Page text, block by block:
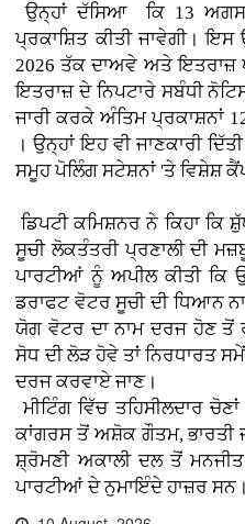
ਉਨ੍ਹਾਂ ਦੱਸਿਆ ਕਿ 13
ਪ੍ਰਕਾਸ਼ਿਤ ਕੀਤੀ ਜਾਵੇਗੀ।
2026 ਤੱਕ ਦਾਅਵੇ ਅਤੇ ਇਤਰਾਜ਼
ਇਤਰਾਜ਼ ਦੇ ਨਿਪਟਾਰੇ ਸਬੰਧੀ
ਜਾਰੀ ਕਰਕੇ ਅੰਤਿਮ ਪ੍ਰਕਾਸ਼ਨਾਂ
। ਉਨ੍ਹਾਂ ਇਹ ਵੀ ਜਾਣਕਾਰੀ
ਸਮੂਹ ਪੋਲਿੰਗ ਸਟੇਸ਼ਨਾਂ 'ਤੇ ਵਿਸ਼ੇਸ਼
ਡਿਪਟੀ ਕਮਿਸ਼ਨਰ ਨੇ ਕਿਹਾ
ਸੂਚੀ ਲੋਕਤੰਤਰੀ ਪ੍ਰਣਾਲੀ ਦੀ
ਪਾਰਟੀਆਂ ਨੂੰ ਅਪੀਲ ਕੀਤੀ ਕਿ
ਡਰਾਫਟ ਵੋਟਰ ਸੂਚੀ ਦੀ ਧਿਆਨ
ਯੋਗ ਵੋਟਰ ਦਾ ਨਾਮ ਦਰਜ ਹੋਣ ਤੋਂ
ਸੋਧ ਦੀ ਲੋੜ ਹੋਵੇ ਤਾਂ ਨਿਰਧਾਰਤ
ਦਰਜ ਕਰਵਾਏ ਜਾਣ।
ਮੀਟਿੰਗ ਵਿੱਚ ਤਹਿਸੀਲਦਾਰ
ਕਾਂਗਰਸ ਤੋਂ ਅਸ਼ੋਕ ਗੌਤਮ, ਭਾਰਤੀ
ਸ਼੍ਰੋਮਣੀ ਅਕਾਲੀ ਦਲ ਤੋਂ
ਪਾਰਟੀਆਂ ਦੇ ਨੁਮਾਇੰਦੇ ਹਾਜ਼ਰ ਸਨ।